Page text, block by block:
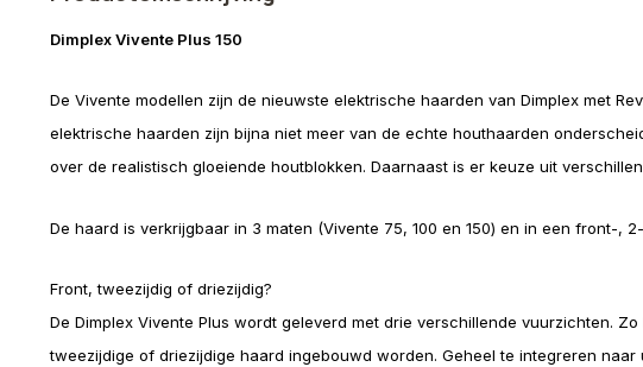
Dimplex Vivente Plus 150
De Vivente modellen zijn de nieuwste elektrische haarden van Dimplex met
elektrische haarden zijn bijna niet meer van de echte houthaarden
over de realistisch gloeiende houtblokken. Daarnaast is er keuze uit
De haard is verkrijgbaar in 3 maten (Vivente 75, 100 en 150) en in een front-,
Front, tweezijdig of driezijdig?
De Dimplex Vivente Plus wordt geleverd met drie verschillende vuurzichten.
tweezijdige of driezijdige haard ingebouwd worden. Geheel te integreren naar